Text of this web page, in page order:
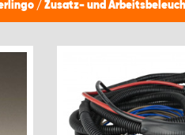
/ Zusatz- und